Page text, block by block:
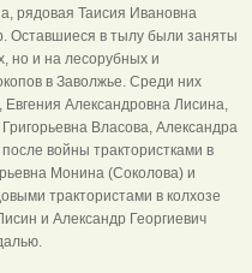
рядовая Таисия Ивановна
Оставшиеся в тылу были заняты
но и на лесорубных и
в Заволжье. Среди них
Александровна Лисина,
Власова, Александра
войны трактористками в
Монина (Соколова) и
трактористами в колхозе
и Александр Георгиевич